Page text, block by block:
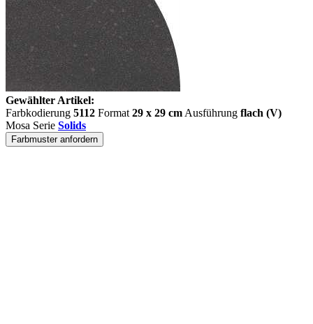
Gewählter Artikel:
Farbkodierung 5112 Format 29 x 29 cm Ausführung flach (V)
Mosa Serie Solids
Farbmuster anfordern